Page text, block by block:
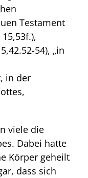
Testament
54), „in
in der
viele die
Dabei hatte
Körper geheilt
dass sich